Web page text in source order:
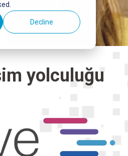
Decline
yolculuğu